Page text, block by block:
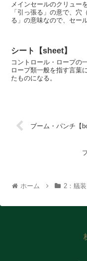
メインセールのクリュー
「引っ張る」の意で、穴
る」の意味なので、セー
シート【sheet】
コントロール・ロープの
ロープ類一般を指す言葉
たものになる。
ブーム・パンチ【
ホーム 2：艤装